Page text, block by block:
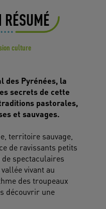
RÉSUMÉ
culture
des Pyrénées, la
secrets de cette
pastorales,
et sauvages.
territoire sauvage,
de ravissants petits
spectaculaires
vivant au
des troupeaux
découvrir une